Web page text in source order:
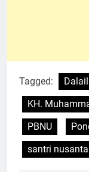
Tagged:
KH.
PBNU
santri